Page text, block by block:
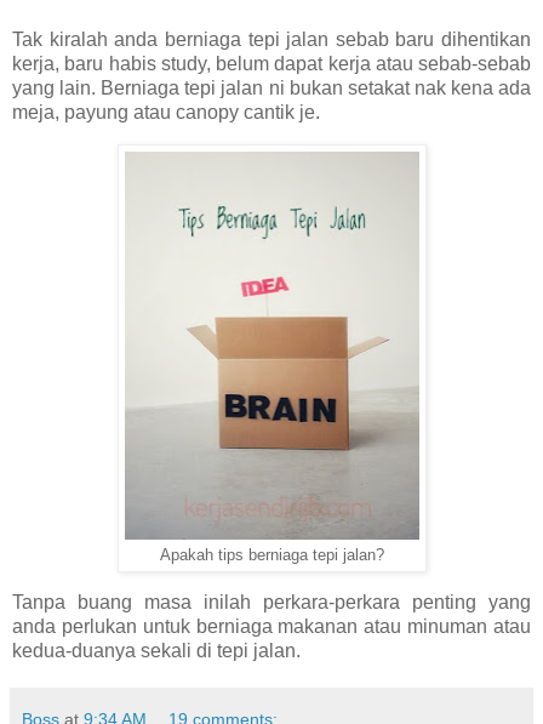
Tak kiralah anda berniaga tepi jalan sebab baru dihentikan
kerja, baru habis study, belum dapat kerja atau sebab-sebab
yang lain. Berniaga tepi jalan ni bukan setakat nak kena ada
meja, payung atau canopy cantik je.
Apakah tips berniaga tepi jalan?
Tanpa buang masa inilah perkara-perkara penting yang
anda perlukan untuk berniaga makanan atau minuman atau
kedua-duanya sekali di tepi jalan.
Boss at 9:34 AM 19 comments: